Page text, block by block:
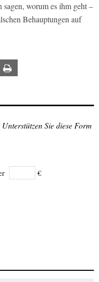
worum es ihm geht –
Behauptungen auf
Sie diese Form
€